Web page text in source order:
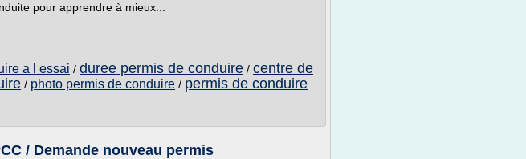
pour apprendre à mieux...
a l essai / duree permis de conduire / centre de
/ photo permis de conduire / permis de conduire
/ Demande nouveau permis